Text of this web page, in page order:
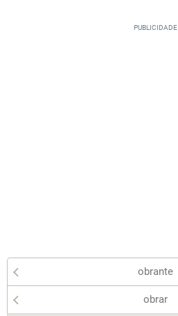
obrante
obrar